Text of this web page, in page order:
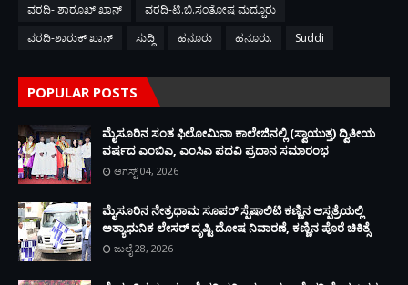
ವರದಿ- ಶಾರೂಖ್ ಖಾನ್
ವರದಿ-ಟಿ.ಬಿ.ಸಂತೋಷ ಮದ್ದೂರು
ವರದಿ-ಶಾರುಕ್ ಖಾನ್
ಸುದ್ದಿ ಹನೂರು ಹನೂರು. Suddi
POPULAR POSTS
ಮೈಸೂರಿನ ಸಂತ ಫಿಲೋಮಿನಾ ಕಾಲೇಜಿನಲ್ಲಿ (ಸ್ವಾಯುತ್ತ) ದ್ವಿತೀಯ
ವರ್ಷದ ಎಂಬಿಎ, ಎಂಸಿಎ ಪದವಿ ಪ್ರದಾನ ಸಮಾರಂಭ
ಆಗಸ್ಟ್ 04, 2026
ಮೈಸೂರಿನ ನೇತ್ರಧಾಮ ಸೂಪರ್ ಸ್ಪೆಷಾಲಿಟಿ ಕಣ್ಣಿನ ಆಸ್ಪತ್ರೆಯಲ್ಲಿ
ಅತ್ಯಾಧುನಿಕ ಲೇಸರ್ ದೃಷ್ಟಿ ದೋಷ ನಿವಾರಣೆ, ಕಣ್ಣಿನ ಪೊರೆ ಚಿಕಿತ್ಸೆ
ಜುಲೈ 28, 2026